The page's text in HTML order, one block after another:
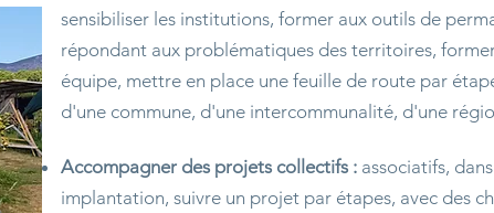
sensibiliser les institutions, former aux outils de
répondant aux problématiques des territoires,
équipe, mettre en place une feuille de route par
d'une commune, d'une intercommunalité, d'une
Accompagner des projets collectifs : associatifs,
implantation, suivre un projet par étapes, avec des